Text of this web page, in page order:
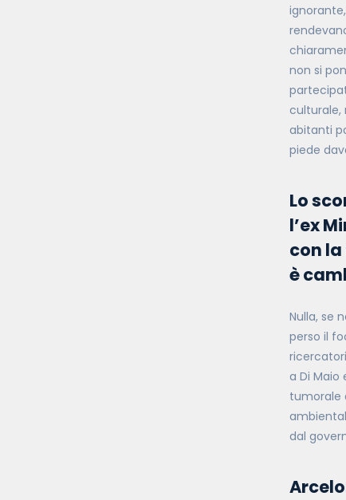
non si
culturale,
abitanti
piede
Lo
l’ex
con
è
Nulla, se
perso il
a Di
tumorale
dal